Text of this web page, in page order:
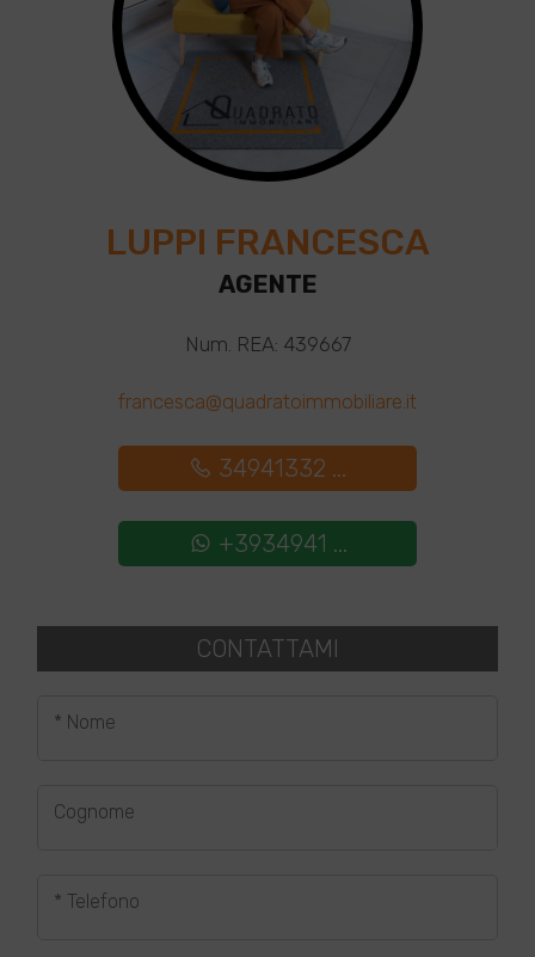
LUPPI FRANCESCA
AGENTE
Num. REA: 439667
francesca@quadratoimmobiliare.it
34941332 ...
+3934941 ...
CONTATTAMI
* Nome
Cognome
* Telefono